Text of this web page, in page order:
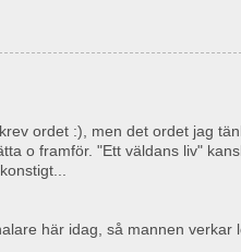
ordet :), men det ordet jag
o framför. "Ett väldans liv"
här idag, så mannen verkar